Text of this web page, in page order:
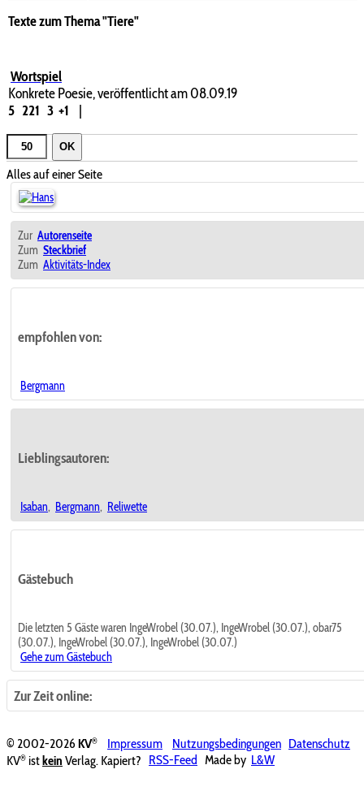
Texte zum Thema "Tiere"
Wortspiel
Konkrete Poesie, veröffentlicht am 08.09.19
5 221 3 +1 |
OK
Alles auf einer Seite
Zur Autorenseite
Zum Steckbrief
Zum Aktivitäts-Index
empfohlen von:
Bergmann
Lieblingsautoren:
Isaban, Bergmann, Reliwette
Gästebuch
Die letzten 5 Gäste waren IngeWrobel (30.07.), IngeWrobel (30.07.), obar75
(30.07.), IngeWrobel (30.07.), IngeWrobel (30.07.)
Gehe zum Gästebuch
Zur Zeit online:
© 2002-2026KV® Impressum Nutzungsbedingungen Datenschutz
KV® istkein Verlag. Kapiert? RSS-Feed Made by L&W